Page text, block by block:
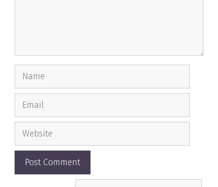
Name
Email
Website